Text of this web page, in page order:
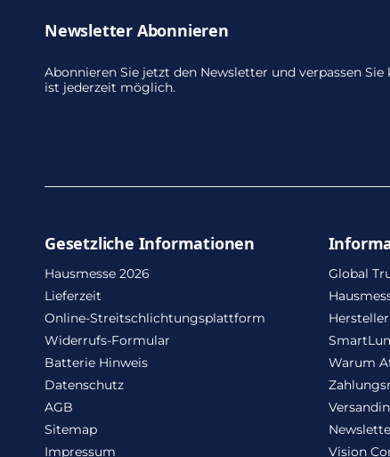
Gesetzliche Informationen
Hausmesse 2026
Lieferzeit
Online-Streitschlichtungsplattform
Widerrufs-Formular
Batterie Hinweis
Datenschutz
AGB
Sitemap
Impressum
Global
Hersteller
Warum
Vision
Newsletter Abonnieren
Abonnieren Sie jetzt den Newsletter und verpassen
ist jederzeit möglich.